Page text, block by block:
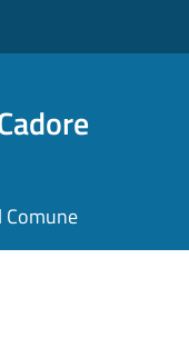
Comune